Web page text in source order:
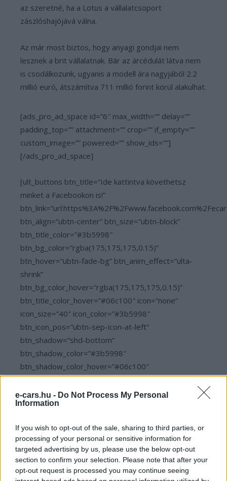
e-cars.hu - Do Not Process My Personal
Information
If you wish to opt-out of the sale, sharing to third parties, or
processing of your personal or sensitive information for
targeted advertising by us, please use the below opt-out
section to confirm your selection. Please note that after your
opt-out request is processed you may continue seeing
az szeretné, ha a Lotus a vállalatcsoport
zászlóshajójává válna.
Az már most biztos, hogy anyagi gondjai nem
lesznek a brit vállalatnak. Bár az árcédulát látva nem
is csodálkozunk, ugyanis a modell ára nagyjából 2.2
millió euró, átszámítva 711 millió forint körül alakulhat.
[ads_pro_ad_space id=”6″ max_width=”” delay=””
padding_top=”” attachment=”” crop=”” if_empty=””
custom_image=”” powered=”” show_ids=””]
[/ads_pro_ad_space]
[ult_buttons btn_title=”Ide kattintva követhetsz
minket a Facebookon is!”
btn_align=”ubtn-center” btn_size=”ubtn-block”
btn_title_color=”#3b5998″
btn_bg_color=”rgba(175,175,175,0.15)”
btn_hover=”ubtn-fade-bg” btn_anim_effect=”ulta-
shrink”
btn_bg_color_hover=”rgba(175,175,175,0.15)”
btn_title_color_hover=”#06c100″ icon=”none”
icon_size=”40″ icon_color=”#3b5998″
btn_icon_pos=”ubtn-sep-icon-at-left”
btn_shadow=”shd-bottom”
btn_shadow_color=”#3b5998″
btn_shadow_color_hover=”#06c100″
btn_shadow_size=”5″ btn_font_style=”font-
weight:bold;” btn_font_size=”desktop:20px;”]
[ult_buttons btn_title=”Csatlakozz a legnagyobb
Facebook csoportunkhoz!”
btn_align=”ubtn-center” btn_size=”ubtn-block”
btn_title_color=”#3b5998″